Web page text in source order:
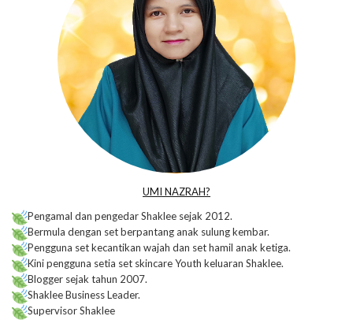
UMI NAZRAH?
Pengamal dan pengedar Shaklee sejak 2012.
Bermula dengan set berpantang anak sulung kembar.
Pengguna set kecantikan wajah dan set hamil anak ketiga.
Kini pengguna setia set skincare Youth keluaran Shaklee.
Blogger sejak tahun 2007.
Shaklee Business Leader.
Supervisor Shaklee